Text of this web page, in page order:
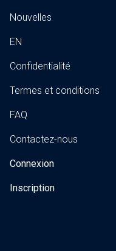
Nouvelles
EN
Confidentialité
Termes et conditions
FAQ
Contactez-nous
Connexion
Inscription